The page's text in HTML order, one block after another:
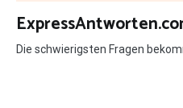
Zum
Inhalt
springen
Die schwierigsten Fragen